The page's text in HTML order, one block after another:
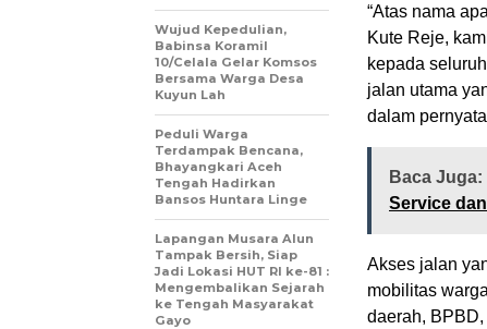
“Atas nama
Kute Reje,
kepada
jalan utama
dalam
Baca Juga:
Service
Akses jalan
mobilitas
daerah,
‎Wujud Kepedulian,
Babinsa Koramil
10/Celala Gelar Komsos
Bersama Warga Desa
Kuyun Lah
Peduli Warga
Terdampak Bencana,
Bhayangkari Aceh
Tengah Hadirkan
Bansos Huntara Linge
Lapangan Musara Alun
Tampak Bersih, Siap
Jadi Lokasi HUT RI ke-81 :
Mengembalikan Sejarah
ke Tengah Masyarakat
Gayo